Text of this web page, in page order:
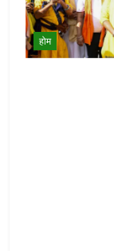
होम